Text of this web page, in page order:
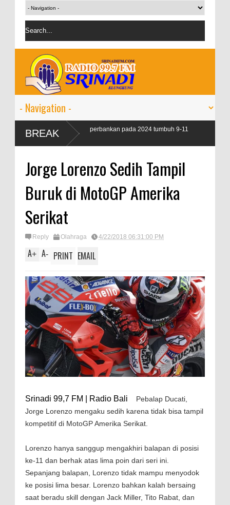
BREAK
targetkan kredit perbankan pada 2024 tumbuh 9-11
Jorge Lorenzo Sedih Tampil
Buruk di MotoGP Amerika
Serikat
Reply Olahraga 4/22/2018 06:31:00 PM
A+ A- PRINT EMAIL
Srinadi 99,7 FM | Radio Bali Pebalap Ducati,
Jorge Lorenzo mengaku sedih karena tidak bisa tampil
kompetitif di MotoGP Amerika Serikat.
Lorenzo hanya sanggup mengakhiri balapan di posisi
ke-11 dan berhak atas lima poin dari seri ini.
Sepanjang balapan, Lorenzo tidak mampu menyodok
ke posisi lima besar. Lorenzo bahkan kalah bersaing
saat beradu skill dengan Jack Miller, Tito Rabat, dan